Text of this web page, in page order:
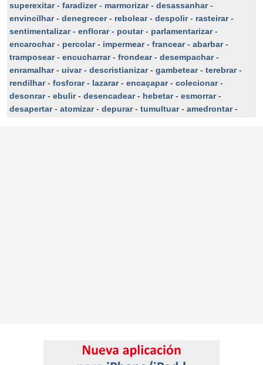
superexitar- faradizer- marmorizar- desassanhar-
envincilhar- denegrecer- rebolear- despolir- rasteirar-
sentimentalizar- enflorar- poutar- parlamentarizar-
encarochar- percolar- impermear- francear- abarbar-
tramposear- encucharrar- frondear- desempachar-
enramalhar- uivar- descristianizar- gambetear- terebrar-
rendilhar- fosforar- lazarar- encaçapar- colecionar-
desonrar- ebulir- desencadear- hebetar- esmorrar-
desapertar- atomizar- depurar- tumultuar- amedrontar-